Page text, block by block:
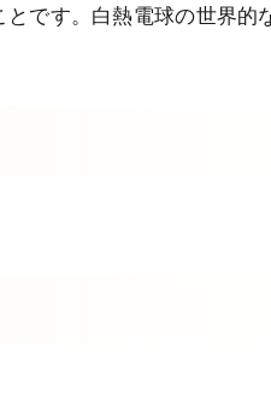
です。白熱電球の世界的